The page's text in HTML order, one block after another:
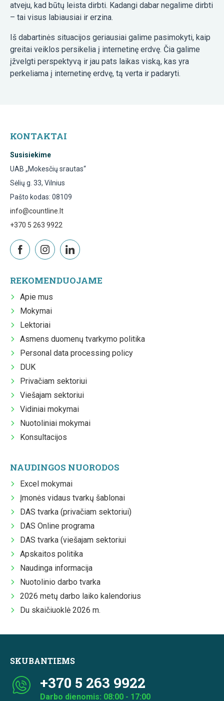
atveju, kad būtų leista dirbti. Kadangi dabar negalime dirbti
– tai visus labiausiai ir erzina.
Iš dabartinės situacijos geriausiai galime pasimokyti, kaip
greitai veiklos persikelia į internetinę erdvę. Čia galime
įžvelgti perspektyvą ir jau pats laikas viską, kas yra
perkeliama į internetinę erdvę, tą verta ir padaryti.
KONTAKTAI
Susisiekime
UAB „Mokesčių srautas“
Sėlių g. 33, Vilnius
Pašto kodas: 08109
info@countline.lt
+370 5 263 9922
REKOMENDUOJAME
Apie mus
Mokymai
Lektoriai
Asmens duomenų tvarkymo politika
Personal data processing policy
DUK
Privačiam sektoriui
Viešajam sektoriui
Vidiniai mokymai
Nuotoliniai mokymai
Konsultacijos
NAUDINGOS NUORODOS
Excel mokymai
Įmonės vidaus tvarkų šablonai
DAS tvarka (privačiam sektoriui)
DAS Online programa
DAS tvarka (viešajam sektoriui
Apskaitos politika
Naudinga informacija
Nuotolinio darbo tvarka
2026 metų darbo laiko kalendorius
Du skaičiuoklė 2026 m.
SKUBANTIEMS
+370 5 263 9922
Darbo dienomis: 08:00 - 17:00